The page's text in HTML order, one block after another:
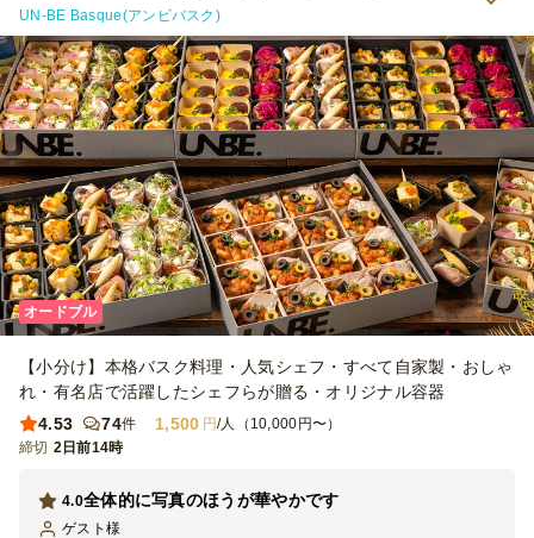
UN-BE Basque(アンビバスク)
オードブル
【小分け】本格バスク料理・人気シェフ・すべて自家製・おしゃ
れ・有名店で活躍したシェフらが贈る・オリジナル容器
4.53
74件 1,500 円/人（10,000円〜）
締切 2日前14時
全体的に写真のほうが華やかです
4.0
ゲスト 様